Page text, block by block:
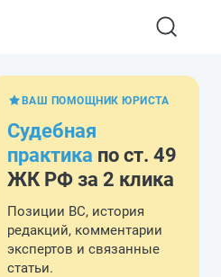
ВАШ ПОМОЩНИК ЮРИСТА
Судебная
практика по ст. 49
ЖК РФ за 2 клика
Позиции ВС, история
редакций, комментарии
экспертов и связанные
статьи.